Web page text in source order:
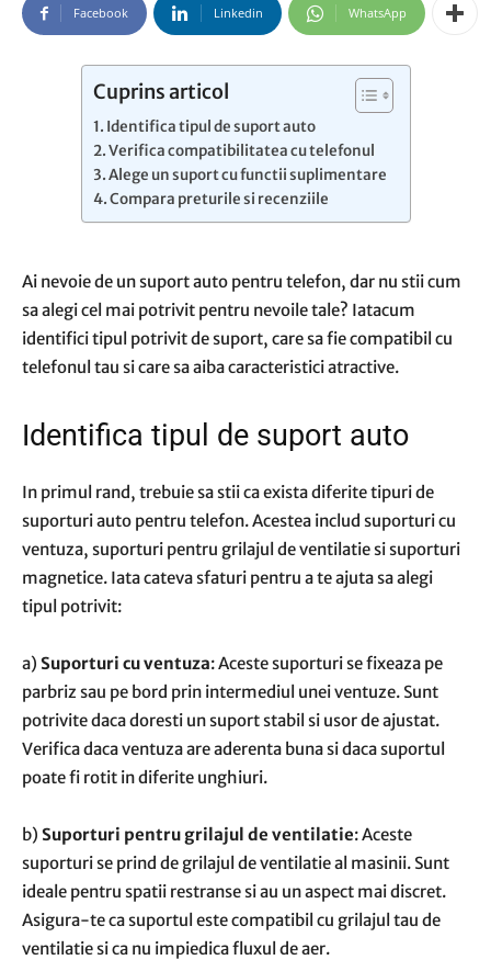
Facebook Linkedin WhatsApp
Cuprins articol
Identifica tipul de suport auto
Verifica compatibilitatea cu telefonul
Alege un suport cu functii suplimentare
Compara preturile si recenziile
Ai nevoie de un suport auto pentru telefon, dar nu stii cum
sa alegi cel mai potrivit pentru nevoile tale? Iatacum
identifici tipul potrivit de suport, care sa fie compatibil cu
telefonul tau si care sa aiba caracteristici atractive.
Identifica tipul de suport auto
In primul rand, trebuie sa stii ca exista diferite tipuri de
suporturi auto pentru telefon. Acestea includ suporturi cu
ventuza, suporturi pentru grilajul de ventilatie si suporturi
magnetice. Iata cateva sfaturi pentru a te ajuta sa alegi
tipul potrivit:
a) Suporturi cu ventuza: Aceste suporturi se fixeaza pe
parbriz sau pe bord prin intermediul unei ventuze. Sunt
potrivite daca doresti un suport stabil si usor de ajustat.
Verifica daca ventuza are aderenta buna si daca suportul
poate fi rotit in diferite unghiuri.
b) Suporturi pentru grilajul de ventilatie: Aceste
suporturi se prind de grilajul de ventilatie al masinii. Sunt
ideale pentru spatii restranse si au un aspect mai discret.
Asigura-te ca suportul este compatibil cu grilajul tau de
ventilatie si ca nu impiedica fluxul de aer.